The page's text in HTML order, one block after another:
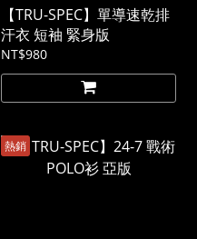
【TRU-SPEC】單導速乾排
汗衣 短袖 緊身版
NT$980
熱銷